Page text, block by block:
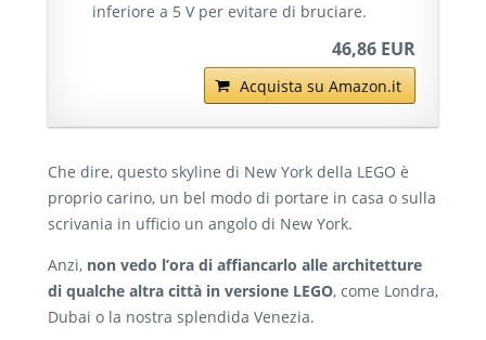
inferiore a 5 V per evitare di bruciare.
46,86 EUR
Acquista su Amazon.it
Che dire, questo skyline di New York della LEGO è
proprio carino, un bel modo di portare in casa o sulla
scrivania in ufficio un angolo di New York.
Anzi, non vedo l’ora di affiancarlo alle architetture
di qualche altra città in versione LEGO, come Londra,
Dubai o la nostra splendida Venezia.